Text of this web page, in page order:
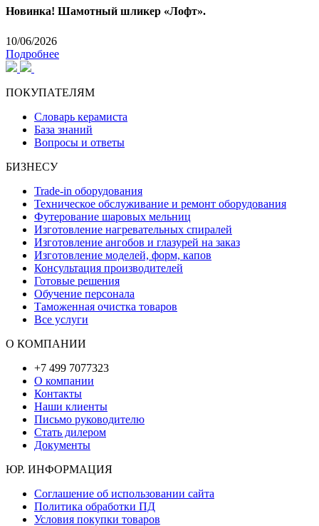
Новинка! Шамотный шликер «Лофт».
10/06/2026
Подробнее
ПОКУПАТЕЛЯМ
Словарь керамиста
База знаний
Вопросы и ответы
БИЗНЕСУ
Trade-in оборудования
Техническое обслуживание и ремонт оборудования
Футерование шаровых мельниц
Изготовление нагревательных спиралей
Изготовление ангобов и глазурей на заказ
Изготовление моделей, форм, капов
Консультация производителей
Готовые решения
Обучение персонала
Таможенная очистка товаров
Все услуги
О КОМПАНИИ
+7 499 7077323
О компании
Контакты
Наши клиенты
Письмо руководителю
Стать дилером
Документы
ЮР. ИНФОРМАЦИЯ
Соглашение об использовании сайта
Политика обработки ПД
Условия покупки товаров